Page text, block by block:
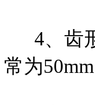
4、齿形
常为